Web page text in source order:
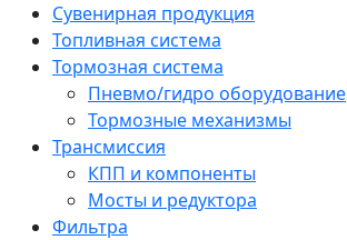
Сувенирная продукция
Топливная система
Тормозная система
Пневмо/гидро оборудование
Тормозные механизмы
Трансмиссия
КПП и компоненты
Мосты и редуктора
Фильтра